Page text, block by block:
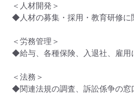
＜人材開発＞
◆人材の募集・採用・教育研修に
＜労務管理＞
◆給与、各種保険、入退社、雇用
＜法務＞
◆関連法規の調査、訴訟係争の窓